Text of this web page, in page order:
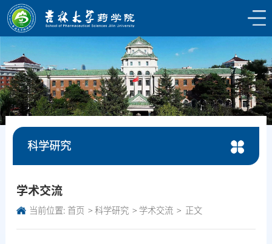
科学研究
学术交流
当前位置: 首页 科学研究 学术交流 正文